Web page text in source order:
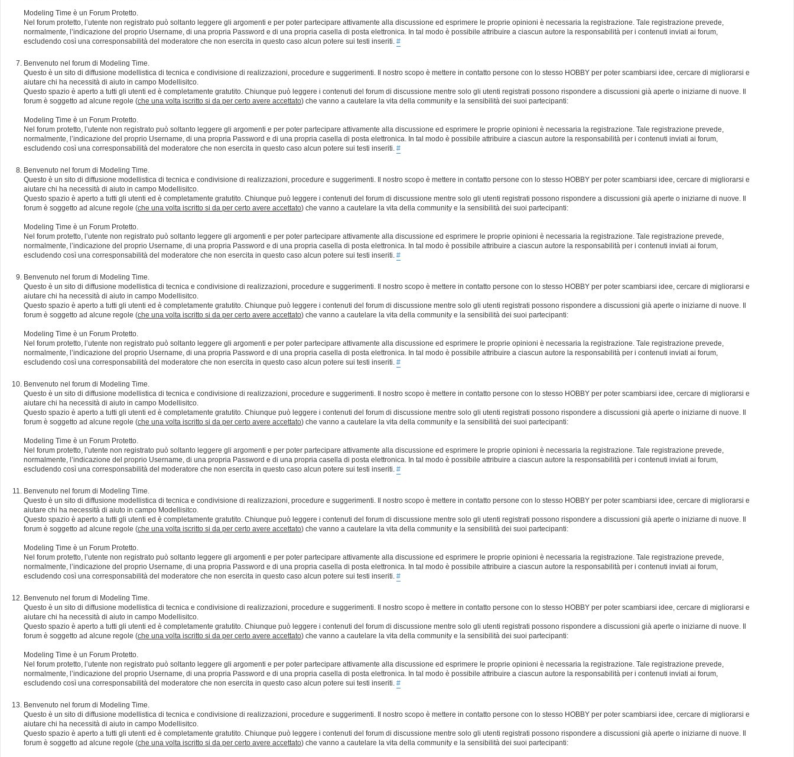
Modeling Time è un Forum Protetto.
Nel forum protetto, l’utente non registrato può soltanto leggere gli argomenti e per poter partecipare attivamente alla discussione ed esprimere le proprie opinioni è necessaria la registrazione. Tale registrazione prevede,
normalmente, l’indicazione del proprio Username, di una propria Password e di una propria casella di posta elettronica. In tal modo è possibile attribuire a ciascun autore la responsabilità per i contenuti inviati ai forum,
escludendo così una corresponsabilità del moderatore che non esercita in questo caso alcun potere sui testi inseriti. #
Benvenuto nel forum di Modeling Time.
Questo è un sito di diffusione modellistica di tecnica e condivisione di realizzazioni, procedure e suggerimenti. Il nostro scopo è mettere in contatto persone con lo stesso HOBBY per poter scambiarsi idee, cercare di migliorarsi e
aiutare chi ha necessità di aiuto in campo Modellisitco.
Questo spazio è aperto a tutti gli utenti ed è completamente gratutito. Chiunque può leggere i contenuti del forum di discussione mentre solo gli utenti registrati possono rispondere a discussioni già aperte o iniziarne di nuove. Il
forum è soggetto ad alcune regole (che una volta iscritto si da per certo avere accettato) che vanno a cautelare la vita della community e la sensibilità dei suoi partecipanti:
Modeling Time è un Forum Protetto.
Nel forum protetto, l’utente non registrato può soltanto leggere gli argomenti e per poter partecipare attivamente alla discussione ed esprimere le proprie opinioni è necessaria la registrazione. Tale registrazione prevede,
normalmente, l’indicazione del proprio Username, di una propria Password e di una propria casella di posta elettronica. In tal modo è possibile attribuire a ciascun autore la responsabilità per i contenuti inviati ai forum,
escludendo così una corresponsabilità del moderatore che non esercita in questo caso alcun potere sui testi inseriti. #
Benvenuto nel forum di Modeling Time.
Questo è un sito di diffusione modellistica di tecnica e condivisione di realizzazioni, procedure e suggerimenti. Il nostro scopo è mettere in contatto persone con lo stesso HOBBY per poter scambiarsi idee, cercare di migliorarsi e
aiutare chi ha necessità di aiuto in campo Modellisitco.
Questo spazio è aperto a tutti gli utenti ed è completamente gratutito. Chiunque può leggere i contenuti del forum di discussione mentre solo gli utenti registrati possono rispondere a discussioni già aperte o iniziarne di nuove. Il
forum è soggetto ad alcune regole (che una volta iscritto si da per certo avere accettato) che vanno a cautelare la vita della community e la sensibilità dei suoi partecipanti:
Modeling Time è un Forum Protetto.
Nel forum protetto, l’utente non registrato può soltanto leggere gli argomenti e per poter partecipare attivamente alla discussione ed esprimere le proprie opinioni è necessaria la registrazione. Tale registrazione prevede,
normalmente, l’indicazione del proprio Username, di una propria Password e di una propria casella di posta elettronica. In tal modo è possibile attribuire a ciascun autore la responsabilità per i contenuti inviati ai forum,
escludendo così una corresponsabilità del moderatore che non esercita in questo caso alcun potere sui testi inseriti. #
Benvenuto nel forum di Modeling Time.
Questo è un sito di diffusione modellistica di tecnica e condivisione di realizzazioni, procedure e suggerimenti. Il nostro scopo è mettere in contatto persone con lo stesso HOBBY per poter scambiarsi idee, cercare di migliorarsi e
aiutare chi ha necessità di aiuto in campo Modellisitco.
Questo spazio è aperto a tutti gli utenti ed è completamente gratutito. Chiunque può leggere i contenuti del forum di discussione mentre solo gli utenti registrati possono rispondere a discussioni già aperte o iniziarne di nuove. Il
forum è soggetto ad alcune regole (che una volta iscritto si da per certo avere accettato) che vanno a cautelare la vita della community e la sensibilità dei suoi partecipanti:
Modeling Time è un Forum Protetto.
Nel forum protetto, l’utente non registrato può soltanto leggere gli argomenti e per poter partecipare attivamente alla discussione ed esprimere le proprie opinioni è necessaria la registrazione. Tale registrazione prevede,
normalmente, l’indicazione del proprio Username, di una propria Password e di una propria casella di posta elettronica. In tal modo è possibile attribuire a ciascun autore la responsabilità per i contenuti inviati ai forum,
escludendo così una corresponsabilità del moderatore che non esercita in questo caso alcun potere sui testi inseriti. #
Benvenuto nel forum di Modeling Time.
Questo è un sito di diffusione modellistica di tecnica e condivisione di realizzazioni, procedure e suggerimenti. Il nostro scopo è mettere in contatto persone con lo stesso HOBBY per poter scambiarsi idee, cercare di migliorarsi e
aiutare chi ha necessità di aiuto in campo Modellisitco.
Questo spazio è aperto a tutti gli utenti ed è completamente gratutito. Chiunque può leggere i contenuti del forum di discussione mentre solo gli utenti registrati possono rispondere a discussioni già aperte o iniziarne di nuove. Il
forum è soggetto ad alcune regole (che una volta iscritto si da per certo avere accettato) che vanno a cautelare la vita della community e la sensibilità dei suoi partecipanti:
Modeling Time è un Forum Protetto.
Nel forum protetto, l’utente non registrato può soltanto leggere gli argomenti e per poter partecipare attivamente alla discussione ed esprimere le proprie opinioni è necessaria la registrazione. Tale registrazione prevede,
normalmente, l’indicazione del proprio Username, di una propria Password e di una propria casella di posta elettronica. In tal modo è possibile attribuire a ciascun autore la responsabilità per i contenuti inviati ai forum,
escludendo così una corresponsabilità del moderatore che non esercita in questo caso alcun potere sui testi inseriti. #
Benvenuto nel forum di Modeling Time.
Questo è un sito di diffusione modellistica di tecnica e condivisione di realizzazioni, procedure e suggerimenti. Il nostro scopo è mettere in contatto persone con lo stesso HOBBY per poter scambiarsi idee, cercare di migliorarsi e
aiutare chi ha necessità di aiuto in campo Modellisitco.
Questo spazio è aperto a tutti gli utenti ed è completamente gratutito. Chiunque può leggere i contenuti del forum di discussione mentre solo gli utenti registrati possono rispondere a discussioni già aperte o iniziarne di nuove. Il
forum è soggetto ad alcune regole (che una volta iscritto si da per certo avere accettato) che vanno a cautelare la vita della community e la sensibilità dei suoi partecipanti:
Modeling Time è un Forum Protetto.
Nel forum protetto, l’utente non registrato può soltanto leggere gli argomenti e per poter partecipare attivamente alla discussione ed esprimere le proprie opinioni è necessaria la registrazione. Tale registrazione prevede,
normalmente, l’indicazione del proprio Username, di una propria Password e di una propria casella di posta elettronica. In tal modo è possibile attribuire a ciascun autore la responsabilità per i contenuti inviati ai forum,
escludendo così una corresponsabilità del moderatore che non esercita in questo caso alcun potere sui testi inseriti. #
Benvenuto nel forum di Modeling Time.
Questo è un sito di diffusione modellistica di tecnica e condivisione di realizzazioni, procedure e suggerimenti. Il nostro scopo è mettere in contatto persone con lo stesso HOBBY per poter scambiarsi idee, cercare di migliorarsi e
aiutare chi ha necessità di aiuto in campo Modellisitco.
Questo spazio è aperto a tutti gli utenti ed è completamente gratutito. Chiunque può leggere i contenuti del forum di discussione mentre solo gli utenti registrati possono rispondere a discussioni già aperte o iniziarne di nuove. Il
forum è soggetto ad alcune regole (che una volta iscritto si da per certo avere accettato) che vanno a cautelare la vita della community e la sensibilità dei suoi partecipanti:
Modeling Time è un Forum Protetto.
Nel forum protetto, l’utente non registrato può soltanto leggere gli argomenti e per poter partecipare attivamente alla discussione ed esprimere le proprie opinioni è necessaria la registrazione. Tale registrazione prevede,
normalmente, l’indicazione del proprio Username, di una propria Password e di una propria casella di posta elettronica. In tal modo è possibile attribuire a ciascun autore la responsabilità per i contenuti inviati ai forum,
escludendo così una corresponsabilità del moderatore che non esercita in questo caso alcun potere sui testi inseriti. #
Benvenuto nel forum di Modeling Time.
Questo è un sito di diffusione modellistica di tecnica e condivisione di realizzazioni, procedure e suggerimenti. Il nostro scopo è mettere in contatto persone con lo stesso HOBBY per poter scambiarsi idee, cercare di migliorarsi e
aiutare chi ha necessità di aiuto in campo Modellisitco.
Questo spazio è aperto a tutti gli utenti ed è completamente gratutito. Chiunque può leggere i contenuti del forum di discussione mentre solo gli utenti registrati possono rispondere a discussioni già aperte o iniziarne di nuove. Il
forum è soggetto ad alcune regole (che una volta iscritto si da per certo avere accettato) che vanno a cautelare la vita della community e la sensibilità dei suoi partecipanti: